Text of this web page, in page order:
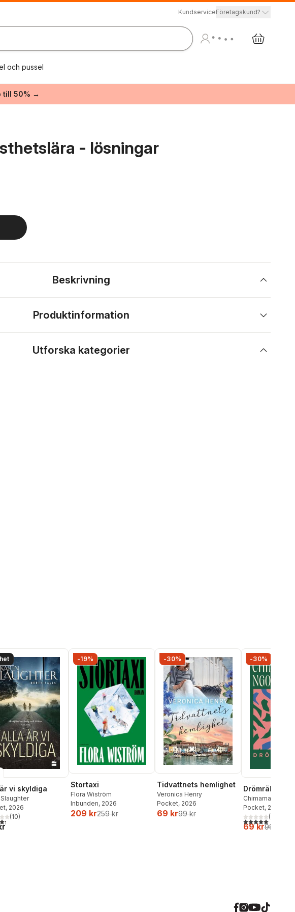
KundserviceFöretagskund?
och pussel
till 50% →
- lösningar
Beskrivning
Produktinformation
Utforska kategorier
vi skyldiga
Slaughter
, 2026
5 stjärnor. Totalt antal röster:
(10)
-19%
Stortaxi
Flora Wiström
Inbunden, 2026
209 kr259 kr
-30%
Tidvattnets hemlighet
Veronica Henry
Pocket, 2026
69 kr99 kr
-30%
Drömräkning
Chimamanda
Pocket, 2026
5,0utav 5(
69 kr99 kr